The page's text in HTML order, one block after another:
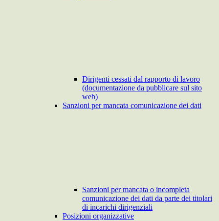
Dirigenti cessati dal rapporto di lavoro
(documentazione da pubblicare sul sito
web)
Sanzioni per mancata comunicazione dei dati
Sanzioni per mancata o incompleta
comunicazione dei dati da parte dei titolari
di incarichi dirigenziali
Posizioni organizzative